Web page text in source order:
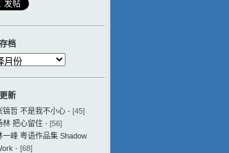
档
新
镐哲 不是我不小心 - [45]
林 把心留住 - [56]
一峰 粤语作品集 Shadow
- [68]